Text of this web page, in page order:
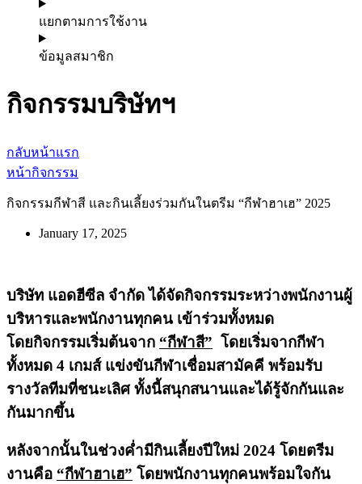
แยกตามการใช้งาน
ข้อมูลสมาชิก
กิจกรรมบริษัทฯ
กลับหน้าแรก
หน้ากิจกรรม
กิจกรรมกีฬาสี และกินเลี้ยงร่วมกันในตรีม “กีฬาฮาเฮ” 2025
January 17, 2025
บริษัท แอดฮีซีล จำกัดได้จัดกิจกรรมระหว่างพนักงานผู้
บริหารและพนักงานทุกคน เข้าร่วมทั้งหมด
โดยกิจกรรมเริ่มต้นจาก “กีฬาสี” โดยเริ่มจากกีฬา
ทั้งหมด 4 เกมส์ แข่งขันกีฬาเชื่อมสามัคคี พร้อมรับ
รางวัลทีมที่ชนะเลิศ ทั้งนี้สนุกสนานและได้รู้จักกันและ
กันมากขึ้น
หลังจากนั้นในช่วงค่ำมีกินเลี้ยงปีใหม่ 2024 โดยตรีม
งานคือ “กีฬาฮาเฮ” โดยพนักงานทุกคนพร้อมใจกัน